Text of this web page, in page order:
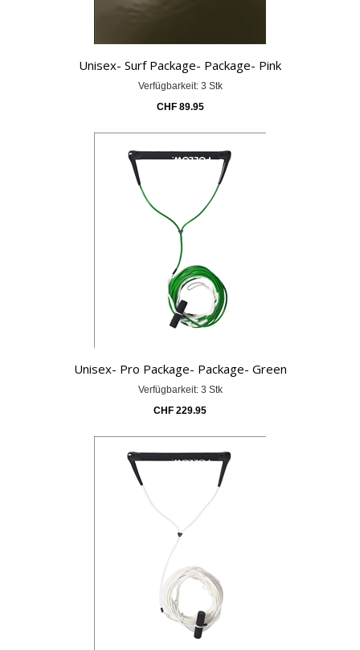
Unisex- Surf Package- Package- Pink
Verfügbarkeit: 3 Stk
CHF89.95
Unisex- Pro Package- Package- Green
Verfügbarkeit: 3 Stk
CHF 229.95